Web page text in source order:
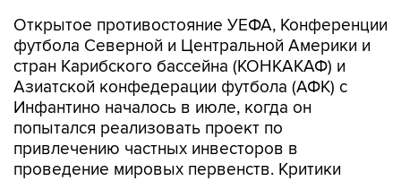
Открытое противостояние УЕФА, Конференции
футбола Северной и Центральной Америки и
стран Карибского бассейна (КОНКАКАФ) и
Азиатской конфедерации футбола (АФК) с
Инфантино началось в июле, когда он
попытался реализовать проект по
привлечению частных инвесторов в
проведение мировых первенств. Критики